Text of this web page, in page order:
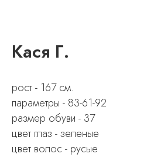
Кася Г.
рост - 167 см.
параметры - 83-61-92
размер обуви - 37
цвет глаз - зеленые
цвет волос - русые